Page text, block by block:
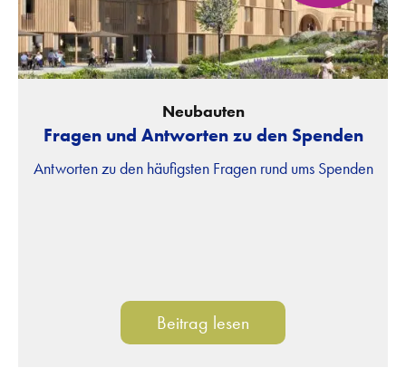
Neubauten
Fragen und Antworten zu den Spenden
Antworten zu den häufigsten Fragen rund ums Spenden
Beitrag lesen